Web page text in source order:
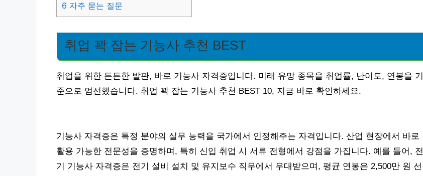
6 자주 묻는 질문
취업 꽉 잡는 기능사 추천 BEST
취업을 위한 든든한 발판, 바로 기능사 자격증입니다. 미래 유망 종목을 취업률, 난이도, 연봉을 기
준으로 엄선했습니다. 취업 꽉 잡는 기능사 추천 BEST 10, 지금 바로 확인하세요.
기능사 자격증은 특정 분야의 실무 능력을 국가에서 인정해주는 자격입니다. 산업 현장에서 바로
활용 가능한 전문성을 증명하며, 특히 신입 취업 시 서류 전형에서 강점을 가집니다. 예를 들어, 전
기 기능사 자격증은 전기 설비 설치 및 유지보수 직무에서 우대받으며, 평균 연봉은 2,500만 원 선